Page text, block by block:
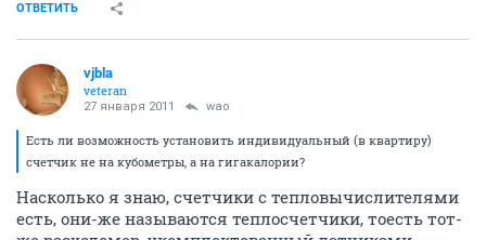
ОТВЕТИТЬ
vjbla
veteran
27 января 2011 wao
Есть ли возможность установить индивидуальный (в квартиру)
счетчик не на кубометры, а на гигакалории?
Насколько я знаю, счетчики с тепловычислителями
есть, они-же называются теплосчетчики, тоесть тот-